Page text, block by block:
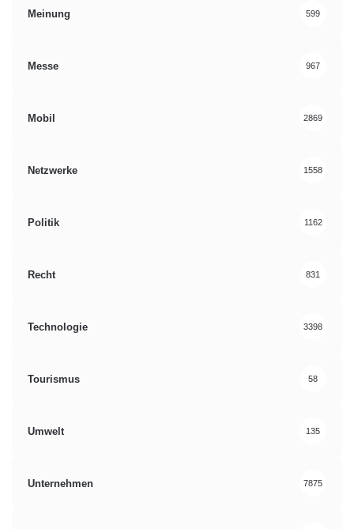
Meinung 599
Messe 967
Mobil 2869
Netzwerke 1558
Politik 1162
Recht 831
Technologie 3398
Tourismus 58
Umwelt 135
Unternehmen 7875